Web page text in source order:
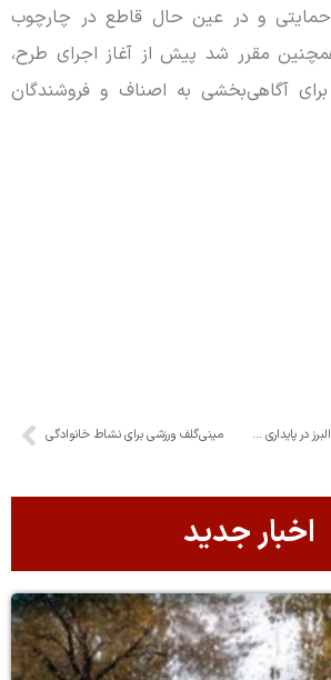
حمایتی و در عین حال قاطع در چارچوب
مقرر شد پیش از آغاز اجرای طرح،
برای آگاهی‌بخشی به اصناف و فروشندگان
کسب رتبه برتر اداره کل کار البرز در پایداری خدمت رسانی، پاسخگویی، سلامت اداری در ایام جنگ اخیر مینی‌گلف ورزشی برای نشاط خانوادگی
اخبار جدید